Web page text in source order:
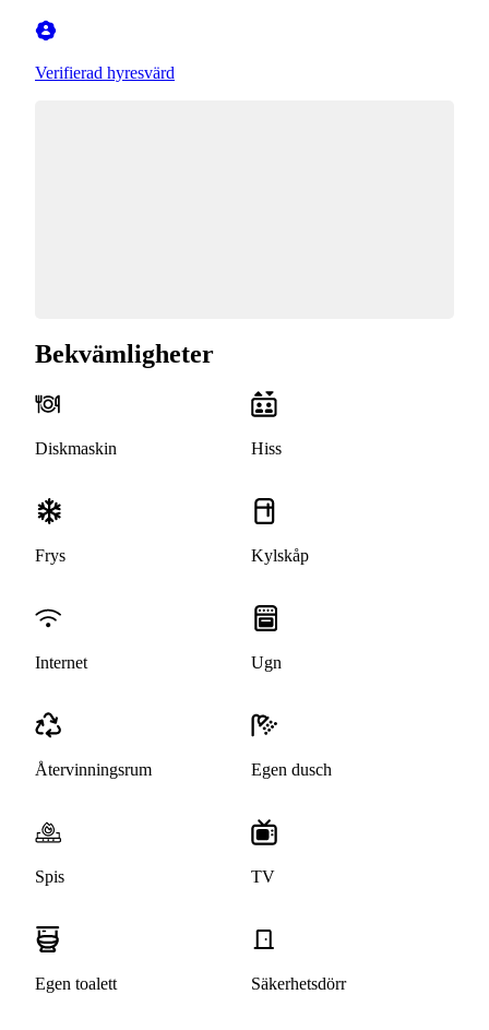
Verifierad hyresvärd
Bekvämligheter
Diskmaskin Hiss
Frys Kylskåp
Internet Ugn
Återvinningsrum Egen dusch
Spis TV
Egen toalett Säkerhetsdörr